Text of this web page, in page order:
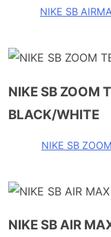
NIKE SB
NIKE SB ZOOM
BLACK/WHITE
NIKE SB
NIKE SB AIR